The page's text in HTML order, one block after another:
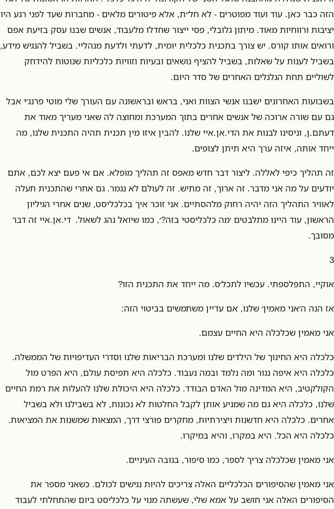
הזה כבר כאן. עוד ועוד מפוטרים - לא חל״ת, אלא פיטורים מלאים - מחברות שעד לפני רגע היו
יציבות ורווחיות מאוד. מיתון גלובלי, פסי ייצור שחדלו מלעבוד, אנשים שבנו עסק בזיעת אפם
ורואים אותו קורס. יש צורך בתכנית כלכלית יומית, לדעתי ולדעת מנהליי. בשביל להנגיש מידע,
בשביל לענות על שאלות, בשביל להציף נושאים ובעיות וזוויות כלכליות שנוטות להידחק
לשוליים תחת הגלגלים האחרים של סדר היום.
בשבועות האחרונים ישבנו אנשי הצוות ואני, בראש ובראשונה עם העורך שלי מוטי פרנג׳י אבל
גם עם שורה ארוכה של אנשים אחרים בתוך המערכת ומחוצה לה שאני מעריך מאוד את
דעתם.ן, וניסינו לבנות את הדי.אן.איי שלנו. להבין איזו מין תכנית תהיה התכנית שלנו, מה
ייחד אותה, איזה ערך היא תיתן לצופים.
זה תהליך כיפי לאללה. ליצור דבר חדש מאפס זה תהליך מופלא. אם אי פעם יצא לכם, אתם
יודעים על מה אני מדבר. זה ארוך, זה מתיש. זה לעולם לא נגמר. גם אחרי שהתכנית תעלה
לאוויר התהליך הזה יהיה רחוק מלהסתיים. אני זוכר איך בכלכליסט, שנים אחרי הגיליון
הראשון, עוד היינו מתלבטים ׳מה כלכליסטי בזה?׳, כמו שיואל נהג לשאול. די.אן.איי זה דבר
מסובך.
3
אוקיי, התפלספתי. עכשיו לתכל׳ס. מה ייחד את התכנית הזו?
אז הנה ה׳אני מאמין׳ שלנו, אם עדיין משתמשים בביטוי הזה:
אני מאמין שכלכלה היא החיים עצמם.
כלכלה היא החינוך של הילדים שלנו ומערכת הבריאות שלנו וסדרי העדיפויות של הממשלה.
כלכלה היא איפה נגור ומה נלמד ובמה נעבוד. כלכלה היא תפיסת עולם, היא הפרט מול
הקולקטיב, היא המדינה מול האדם הבודד. כלכלה היא היכולת שלנו להעלות את רמת החיים
שלנו, כלכלה היא גם מה שמניע אותן לקבל החלטות לא נכונות, לא בשבילנו ולא בשביל
אחרים. כלכלה היא חדשנות ויצירתיות, מחקרים פורצי דרך, המצאות שמשנות את המציאות.
כלכלה היא הכל. היא במקרו, והיא במיקרו.
אני מאמין שכלכלה צריך לספר, כמו סיפור, בגובה העיניים.
אני מאמין שהסיפורים הכלכליים האלה צריכים להיות נגישים לכולם. כשאני מספר את
הסיפורים האלה אני חושב על אמא שלי, שעשתה מנוי על כלכליסט ביום שהתחלתי לעבוד